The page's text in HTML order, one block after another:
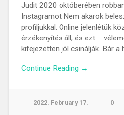
Judit 2020 októberében
Instagramot Nem akarok
profiljukkal. Online jelenlétük
érzékenyítés áll, és ezt –
kifejezetten jól csinálják. Bár a
Continue Reading →
2022. February 17. 0